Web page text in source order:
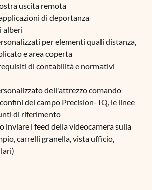
uscita remota
di deportanza
alberi
per elementi quali distanza,
e area coperta
di contabilità e normativi
dell'attrezzo comando
del campo Precision- IQ, le linee
di riferimento
inviare i feed della videocamera sulla
carrelli granella, vista ufficio,